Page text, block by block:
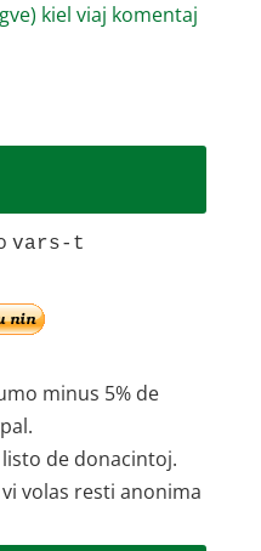
kiel viaj komentaj
vars-t
minus 5% de
de donacintoj.
volas resti anonima